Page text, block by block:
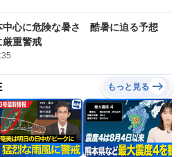
中心に危険な暑さ 酷暑に迫る予想
重警戒
もっと見る